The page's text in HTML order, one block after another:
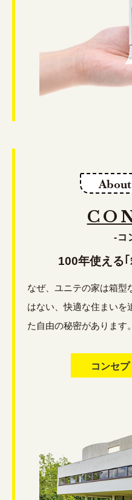
-コ
100年使える｢
なぜ、ユニテの家は箱型
はない、快適な住まいを
た自由の秘密があります。
コンセプ